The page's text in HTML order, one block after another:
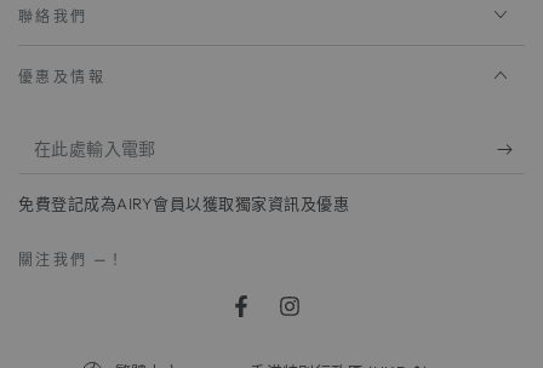
聯絡我們
優惠及情報
在
處
輸
免費登記成為AIRY會員以獲取獨家資訊及優惠
關注我們 —！
FacebookInstagram